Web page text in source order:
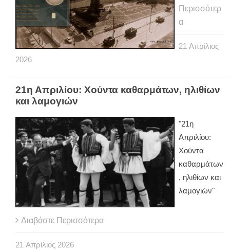
Περισσότερ
α
21 Απρίλιος
2026
21η Απριλίου: Χούντα καθαρμάτων, ηλιθίων
και λαμογιών
"21η
Απριλίου:
Χούντα
καθαρμάτων
, ηλιθίων και
λαμογιών"
Διαβάστε Περισσότερα
21 Απρίλιος 2026